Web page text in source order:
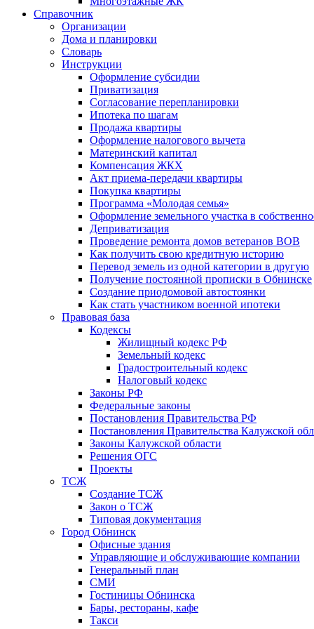
Справочник
Организации
Дома и планировки
Словарь
Инструкции
Оформление субсидии
Приватизация
Согласование перепланировки
Ипотека по шагам
Продажа квартиры
Оформление налогового вычета
Материнский капитал
Компенсация ЖКХ
Акт приема-передачи квартиры
Покупка квартиры
Программа «Молодая семья»
Оформление земельного участка в
Деприватизация
Проведение ремонта домов ветеранов ВОВ
Как получить свою кредитную историю
Перевод земель из одной категории в другую
Получение постоянной прописки в Обнинске
Создание приодомовой автостоянки
Как стать участником военной ипотеки
Правовая база
Кодексы
Жилищный кодекс РФ
Земельный кодекс
Градостроительный кодекс
Налоговый кодекс
Законы РФ
Федеральные законы
Постановления Правительства РФ
Постановления Правительства Калужской
Законы Калужской области
Решения ОГС
Проекты
ТСЖ
Создание ТСЖ
Закон о ТСЖ
Типовая документация
Город Обнинск
Офисные здания
Управляющие и обслуживающие компании
Генеральный план
СМИ
Гостиницы Обнинска
Бары, рестораны, кафе
Такси